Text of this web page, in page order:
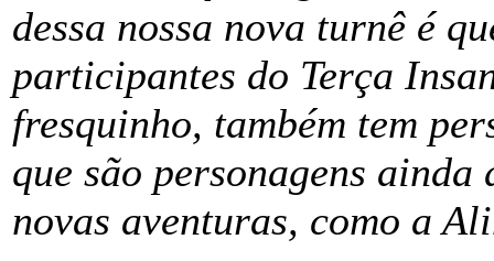
dessa nossa nova turnê é
participantes do Terça
fresquinho, também tem
que são personagens
novas aventuras, como a